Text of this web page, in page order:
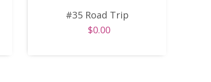
#35 Road Trip
$0.00